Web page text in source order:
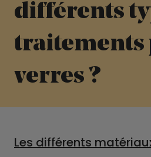
différents
traitements
verres ?
Les différents